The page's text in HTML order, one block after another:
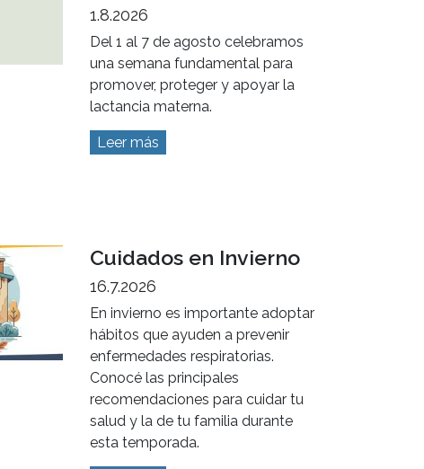
1.8.2026
Del 1 al 7 de agosto celebramos
una semana fundamental para
promover, proteger y apoyar la
lactancia materna.
Leer más
Cuidados en Invierno
16.7.2026
En invierno es importante adoptar
hábitos que ayuden a prevenir
enfermedades respiratorias.
Conocé las principales
recomendaciones para cuidar tu
salud y la de tu familia durante
esta temporada.